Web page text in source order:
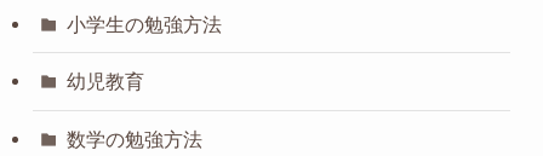
小学生の勉強方法
幼児教育
数学の勉強方法